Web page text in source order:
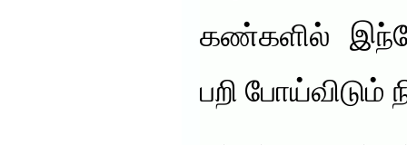
கண்களில்
பறி போய்விடும்